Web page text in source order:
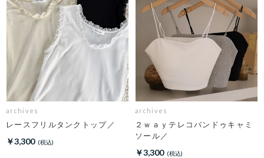
archives
レースフリルタンクトップ／
￥3,300
archives
２ｗａｙテレコバンドゥキャミ
ソール／
￥3,300